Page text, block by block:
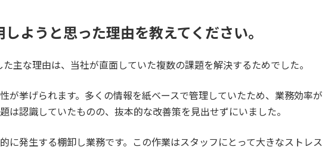
ようと思った理由を教えてください。
主な理由は、当社が直面していた複数の課題を解決するためでした。
が挙げられます。多くの情報を紙ベースで管理していたため、業務効率が
は認識していたものの、抜本的な改善策を見出せずにいました。
に発生する棚卸し業務です。この作業はスタッフにとって大きなストレス